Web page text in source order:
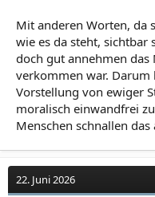
Mit anderen Worten, da
wie es da steht, sichtbar
doch gut annehmen das
verkommen war. Darum
Vorstellung von ewiger
moralisch einwandfrei
Menschen schnallen
22. Juni 2026